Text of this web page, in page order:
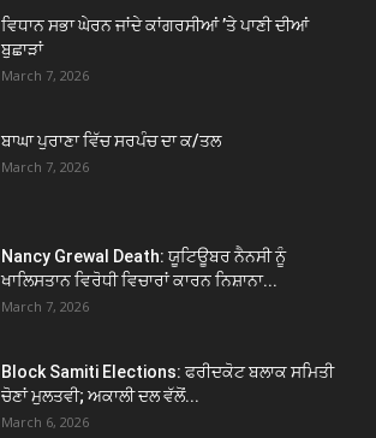
ਵਿਧਾਨ ਸਭਾ ਘੇਰਨ ਜਾਂਦੇ ਕਾਂਗਰਸੀਆਂ ’ਤੇ ਪਾਣੀ ਦੀਆਂ
ਬੁਛਾੜਾਂ
March 7, 2026
ਬਾਘਾ ਪੁਰਾਣਾ ਵਿੱਚ ਸਰਪੰਚ ਦਾ ਕ/ਤਲ
March 7, 2026
Nancy Grewal Death: ਯੂਟਿਊਬਰ ਨੈਨਸੀ ਨੂੰ
ਖਾਲਿਸਤਾਨ ਵਿਰੋਧੀ ਵਿਚਾਰਾਂ ਕਾਰਨ ਨਿਸ਼ਾਨਾ...
March 7, 2026
Block Samiti Elections: ਫਰੀਦਕੋਟ ਬਲਾਕ ਸਮਿਤੀ
ਚੋਣਾਂ ਮੁਲਤਵੀ; ਅਕਾਲੀ ਦਲ ਵੱਲੋਂ...
March 6, 2026